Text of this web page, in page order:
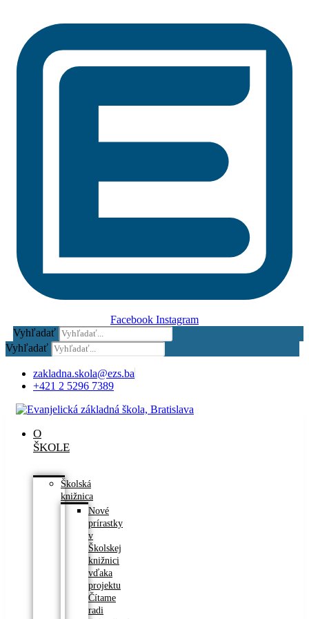
obsah
Facebook Instagram
Vyhľadať
Vyhľadať
zakladna.skola@ezs.ba
+421 2 5296 7389
O
ŠKOLE
Školská
knižnica
Nové
prírastky
v
Školskej
knižnici
vďaka
projektu
Čítame
radi